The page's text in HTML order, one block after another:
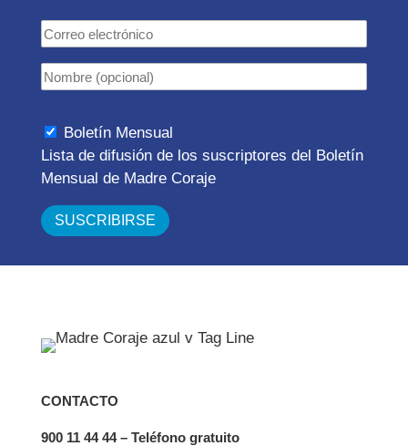
Boletín Mensual
Lista de difusión de los suscriptores del Boletín
Mensual de Madre Coraje
CONTACTO
900 11 44 44 – Teléfono gratuito